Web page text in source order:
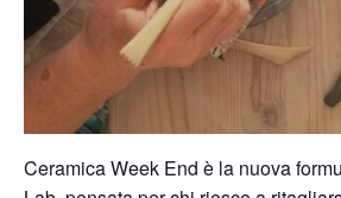
Ceramica Week End è la nuova